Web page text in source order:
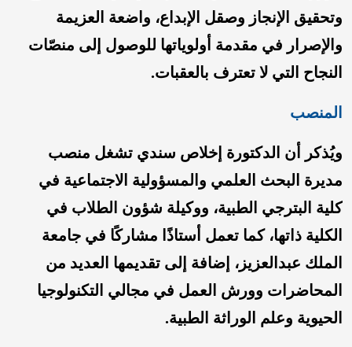
وتحقيق الإنجاز وصقل الإبداع، واضعة العزيمة
والإصرار في مقدمة أولوياتها للوصول إلى منصّات
النجاح التي لا تعترف بالعقبات.
المنصب
ويُذكر أن الدكتورة إخلاص سندي تشغل منصب
مديرة البحث العلمي والمسؤولية الاجتماعية في
كلية البترجي الطبية، ووكيلة شؤون الطلاب في
الكلية ذاتها، كما تعمل أستاذًا مشاركًا في جامعة
الملك عبدالعزيز، إضافة إلى تقديمها العديد من
المحاضرات وورش العمل في مجالي التكنولوجيا
الحيوية وعلم الوراثة الطبية.